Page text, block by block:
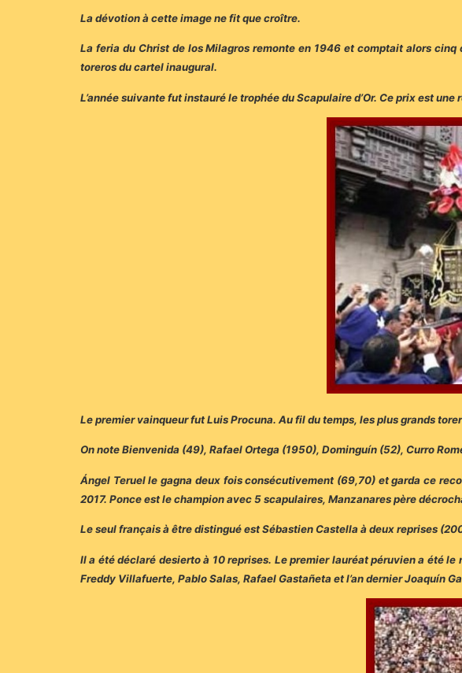
La dévotion à cette image ne fit que croître.
La feria du Christ de los Milagros remonte en 1946 et comptait alors
toreros du cartel inaugural.
L’année suivante fut instauré le trophée du Scapulaire d’Or. Ce prix est
Le premier vainqueur fut Luis Procuna. Au fil du temps, les plus grands
On note Bienvenida (49), Rafael Ortega (1950), Dominguín (52), Curro
Ángel Teruel le gagna deux fois consécutivement (69,70) et garda ce
2017. Ponce est le champion avec 5 scapulaires, Manzanares père
Le seul français à être distingué est Sébastien Castella à deux reprises
Il a été déclaré desierto à 10 reprises. Le premier lauréat péruvien a été
Freddy Villafuerte, Pablo Salas, Rafael Gastañeta et l’an dernier Joaquín